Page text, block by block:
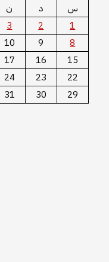
س
د ن
1
2
3
8
9
10
15
16
17
22
23
24
29
30
31